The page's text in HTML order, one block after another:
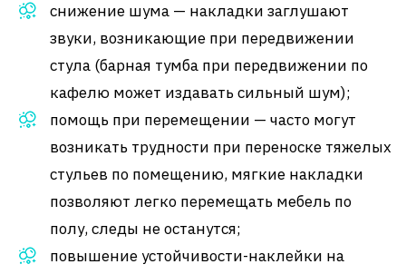
снижение шума — накладки заглушают
звуки, возникающие при передвижении
стула (барная тумба при передвижении по
кафелю может издавать сильный шум);
помощь при перемещении — часто могут
возникать трудности при переноске тяжелых
стульев по помещению, мягкие накладки
позволяют легко перемещать мебель по
полу, следы не останутся;
повышение устойчивости-наклейки на